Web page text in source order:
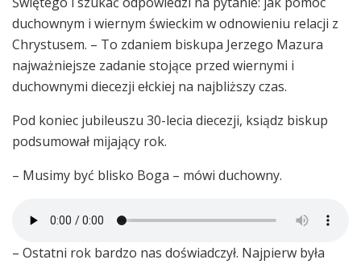
duchownym i wiernym świeckim w odnowieniu relacji z
Chrystusem. – To zdaniem biskupa Jerzego Mazura
najważniejsze zadanie stojące przed wiernymi i
duchownymi diecezji ełckiej na najbliższy czas.
Pod koniec jubileuszu 30-lecia diecezji, ksiądz biskup
podsumował mijający rok.
– Musimy być blisko Boga – mówi duchowny.
– Ostatni rok bardzo nas doświadczył. Najpierw była